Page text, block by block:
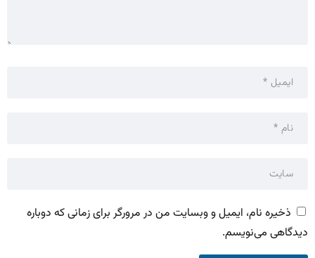
ذخیره نام، ایمیل و وبسایت من در مرورگر برای زمانی که دوباره
دیدگاهی می‌نویسم.